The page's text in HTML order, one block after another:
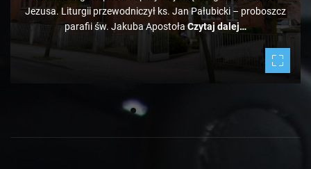
drugie, darmowe. Jeżeli zapełniać się będzie w takim tempie,
to może być ciekawie.